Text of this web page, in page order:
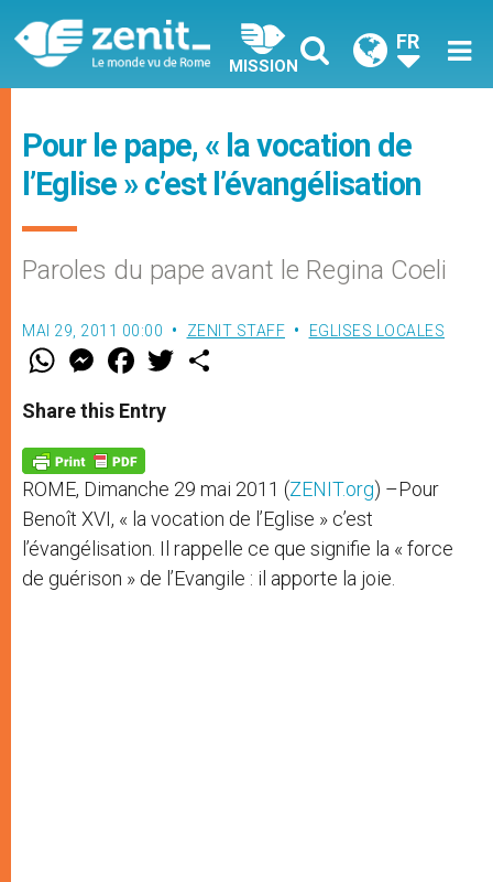
MISSION
FR
Pour le pape, « la vocation de
l’Eglise » c’est l’évangélisation
Paroles du pape avant le Regina Coeli
MAI 29, 2011 00:00 ZENIT STAFF EGLISES LOCALES
W
t
s
p
p
M
e
s
e
g
e
r
F
a
e
b
o
k
w
Share this Entry
ROME, Dimanche 29 mai 2011 (ZENIT.org) –Pour
Benoît XVI, « la vocation de l’Eglise » c’est
l’évangélisation. Il rappelle ce que signifie la « force
de guérison » de l’Evangile : il apporte la joie.